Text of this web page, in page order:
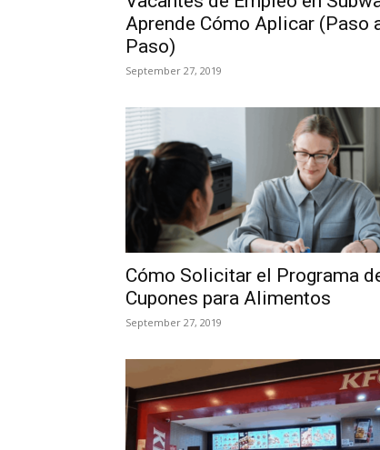
Aprende Cómo Aplicar (Paso
Paso)
September 27, 2019
Cómo Solicitar el Programa
Cupones para Alimentos
September 27, 2019